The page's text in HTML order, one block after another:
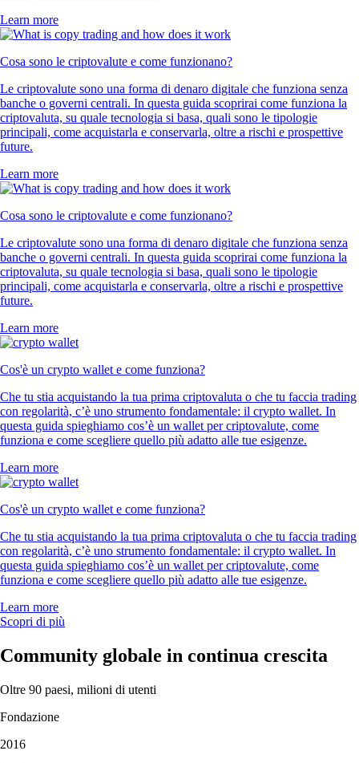
Learn more
Cosa sono le criptovalute e come funzionano?
Le criptovalute sono una forma di denaro digitale che funziona senza
banche o governi centrali. In questa guida scoprirai come funziona la
criptovaluta, su quale tecnologia si basa, quali sono le tipologie
principali, come acquistarla e conservarla, oltre a rischi e prospettive
future.
Learn more
Cosa sono le criptovalute e come funzionano?
Le criptovalute sono una forma di denaro digitale che funziona senza
banche o governi centrali. In questa guida scoprirai come funziona la
criptovaluta, su quale tecnologia si basa, quali sono le tipologie
principali, come acquistarla e conservarla, oltre a rischi e prospettive
future.
Learn more
Cos'è un crypto wallet e come funziona?
Che tu stia acquistando la tua prima criptovaluta o che tu faccia trading
con regolarità, c’è uno strumento fondamentale: il crypto wallet. In
questa guida spieghiamo cos’è un wallet per criptovalute, come
funziona e come scegliere quello più adatto alle tue esigenze.
Learn more
Cos'è un crypto wallet e come funziona?
Che tu stia acquistando la tua prima criptovaluta o che tu faccia trading
con regolarità, c’è uno strumento fondamentale: il crypto wallet. In
questa guida spieghiamo cos’è un wallet per criptovalute, come
funziona e come scegliere quello più adatto alle tue esigenze.
Learn more
Scopri di più
Community globale in continua crescita
Oltre 90 paesi, milioni di utenti
Fondazione
2016